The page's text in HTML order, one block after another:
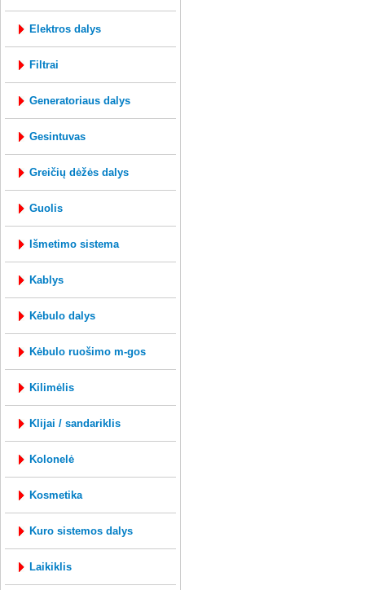
elektros dalys
filtrai
generatoriaus dalys
gesintuvas
greičių dėžės dalys
guolis
išmetimo sistema
kablys
kėbulo dalys
kėbulo ruošimo m-gos
kilimėlis
klijai / sandariklis
kolonelė
kosmetika
kuro sistemos dalys
laikiklis